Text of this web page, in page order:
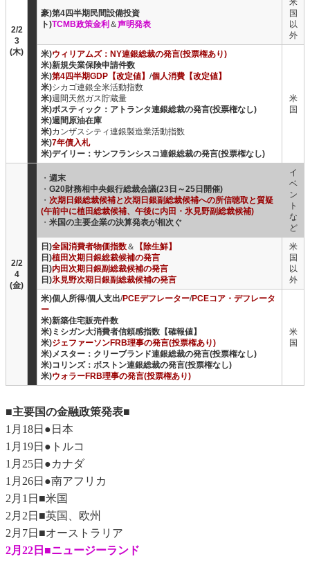
2/2
3
(木)
豪)第4四半期民間設備投資
ト)TCMB政策金利 ＆声明発表
米
国
以
外
米)ウィリアムズ：NY連銀総裁の発言(投票権あり)
米)新規失業保険申請件数
米)第4四半期GDP【改定値】 /個人消費【改定値】
米)シカゴ連銀全米活動指数
米)週間天然ガス貯蔵量
米)ボスティック：アトランタ連銀総裁の発言(投票権なし)
米)週間原油在庫
米)カンザスシティ連銀製造業活動指数
米)7年債入札
米)デイリー：サンフランシスコ連銀総裁の発言(投票権なし)
米
国
2/2
4
(金)
・ 週末
・ G20財務相中央銀行総裁会議(23日～25日開催)
・ 次期日銀総裁候補と次期日銀副総裁候補への所信聴取と質疑
(午前中に植田総裁候補、午後に内田・氷見野副総裁候補)
・ 米国の主要企業の決算発表が相次ぐ
イ
ベ
ン
ト
な
ど
日)全国消費者物価指数＆
【除生鮮】
日)植田次期日銀総裁候補の発言
日)内田次期日銀副総裁候補の発言
日)氷見野次期日銀副総裁候補の発言
米
国
以
外
米)個人所得/個人支出/PCEデフレーター/PCEコア・デフレータ
ー
米)新築住宅販売件数
米)ミシガン大消費者信頼感指数【確報値】
米)ジェファーソンFRB理事の発言(投票権あり)
米)メスター：クリーブランド連銀総裁の発言(投票権なし)
米)コリンズ：ボストン連銀総裁の発言(投票権なし)
米)ウォラーFRB理事の発言(投票権あり)
米
国
■主要国の金融政策発表■
1月18日●日本
1月19日●トルコ
1月25日●カナダ
1月26日●南アフリカ
2月1日■米国
2月2日■英国、欧州
2月7日■オーストラリア
2月22日■ニュージーランド